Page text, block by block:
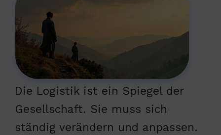
Die Logistik ist ein Spiegel der
Gesellschaft. Sie muss sich
ständig verändern und anpassen.